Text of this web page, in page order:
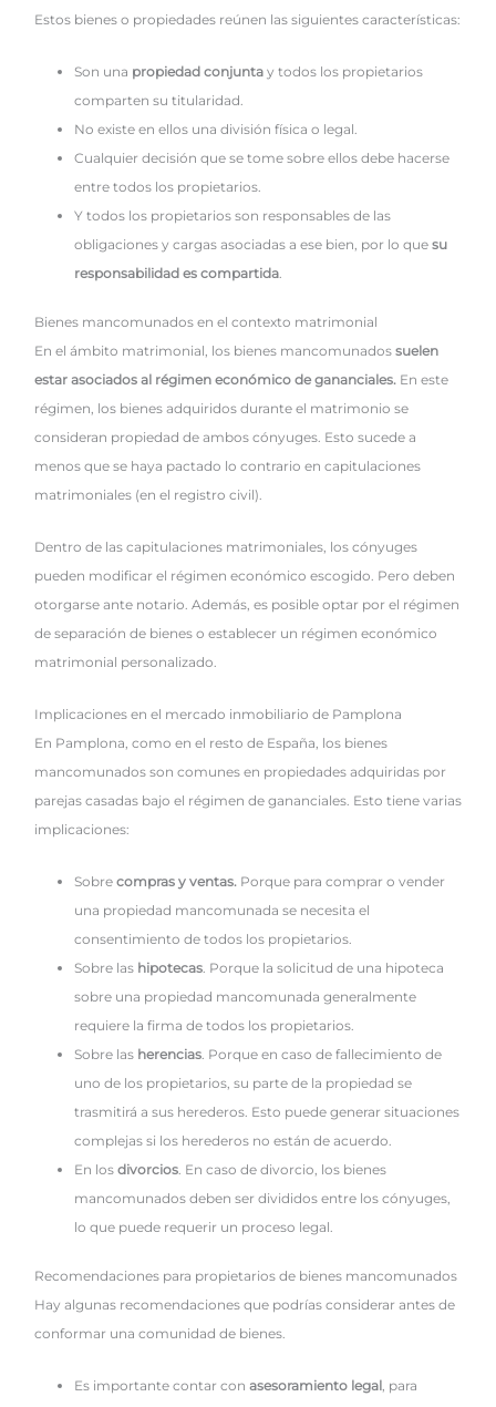
Estos bienes o propiedades reúnen las siguientes características:
Son una propiedad conjunta y todos los propietarios
comparten su titularidad.
No existe en ellos una división física o legal.
Cualquier decisión que se tome sobre ellos debe hacerse
entre todos los propietarios.
Y todos los propietarios son responsables de las
obligaciones y cargas asociadas a ese bien, por lo que su
responsabilidad es compartida
Bienes mancomunados en el contexto matrimonial
En el ámbito matrimonial, los bienes mancomunados suelen
estar asociados al régimen económico de gananciales. En este
régimen, los bienes adquiridos durante el matrimonio se
consideran propiedad de ambos cónyuges. Esto sucede a
menos que se haya pactado lo contrario en capitulaciones
matrimoniales (en el registro civil).
Dentro de las capitulaciones matrimoniales, los cónyuges
pueden modificar el régimen económico escogido. Pero deben
otorgarse ante notario. Además, es posible optar por el régimen
de separación de bienes o establecer un régimen económico
matrimonial personalizado.
Implicaciones en el mercado inmobiliario de Pamplona
En Pamplona, como en el resto de España, los bienes
mancomunados son comunes en propiedades adquiridas por
parejas casadas bajo el régimen de gananciales. Esto tiene varias
implicaciones:
Sobre compras y ventas. Porque para comprar o vender
una propiedad mancomunada se necesita el
consentimiento de todos los propietarios.
Sobre las hipotecas . Porque la solicitud de una hipoteca
sobre una propiedad mancomunada generalmente
requiere la firma de todos los propietarios.
Sobre las herencias . Porque en caso de fallecimiento de
uno de los propietarios, su parte de la propiedad se
trasmitirá a sus herederos. Esto puede generar situaciones
complejas si los herederos no están de acuerdo.
En los divorcios . En caso de divorcio, los bienes
mancomunados deben ser divididos entre los cónyuges,
lo que puede requerir un proceso legal.
Recomendaciones para propietarios de bienes mancomunados
Hay algunas recomendaciones que podrías considerar antes de
conformar una comunidad de bienes.
Es importante contar con asesoramiento legal , para